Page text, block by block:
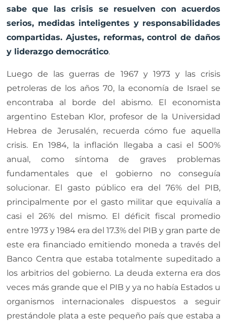
sabe que las crisis se resuelven con acuerdos
serios, medidas inteligentes y responsabilidades
compartidas. Ajustes, reformas, control de daños
y liderazgo democrático.
Luego de las guerras de 1967 y 1973 y las crisis
petroleras de los años 70, la economía de Israel se
encontraba al borde del abismo. El economista
argentino Esteban Klor, profesor de la Universidad
Hebrea de Jerusalén, recuerda cómo fue aquella
crisis. En 1984, la inflación llegaba a casi el 500%
anual, como síntoma de graves problemas
fundamentales que el gobierno no conseguía
solucionar. El gasto público era del 76% del PIB,
principalmente por el gasto militar que equivalía a
casi el 26% del mismo. El déficit fiscal promedio
entre 1973 y 1984 era del 17.3% del PIB y gran parte de
este era financiado emitiendo moneda a través del
Banco Centra que estaba totalmente supeditado a
los arbitrios del gobierno. La deuda externa era dos
veces más grande que el PIB y ya no había Estados u
organismos internacionales dispuestos a seguir
prestándole plata a este pequeño país que estaba a